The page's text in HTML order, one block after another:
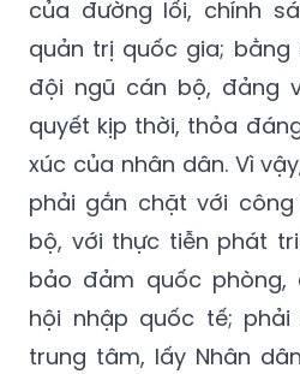
của đường lối, chính
quản trị quốc gia;
đội ngũ cán bộ, đảng
quyết kịp thời, thỏa
xúc của nhân dân. Vì
phải gắn chặt với
bộ, với thực tiễn phát
bảo đảm quốc phòng,
hội nhập quốc tế;
trung tâm, lấy Nhân